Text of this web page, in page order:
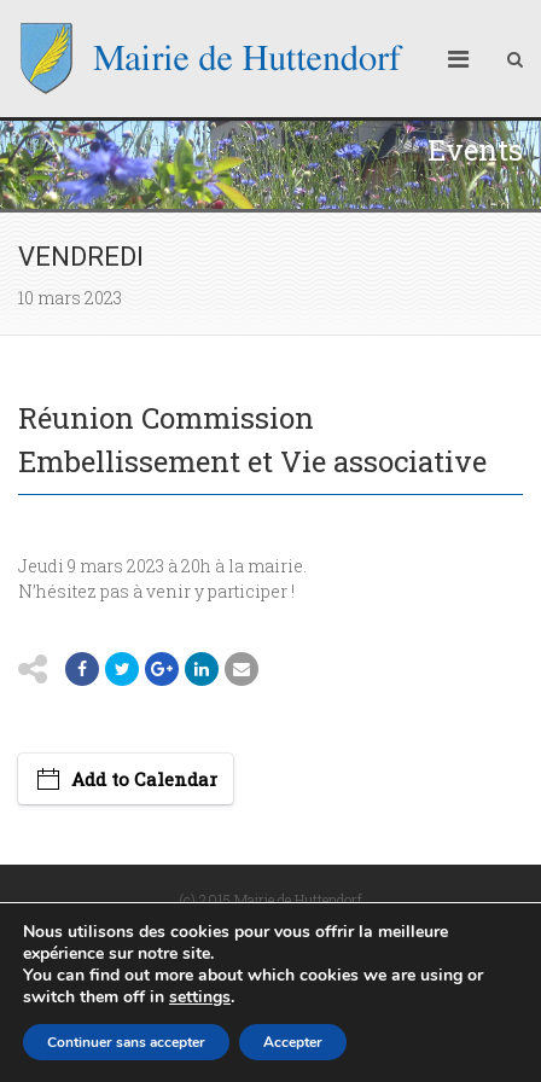
Events
VENDREDI
10 mars 2023
Réunion Commission
Embellissement et Vie associative
Jeudi 9 mars 2023 à 20h à la mairie.
N’hésitez pas à venir y participer !
Add to Calendar
(c) 2015 Mairie de Huttendorf
POLITIQUE DE CONFIDENTIALITÉ
MENTIONS LÉGALES
RÉALISÉ PAR WEB67
Nous utilisons des cookies pour vous offrir la meilleure
expérience sur notre site.
You can find out more about which cookies we are using or
switch them off in settings.
Accepter
Continuer sans accepter